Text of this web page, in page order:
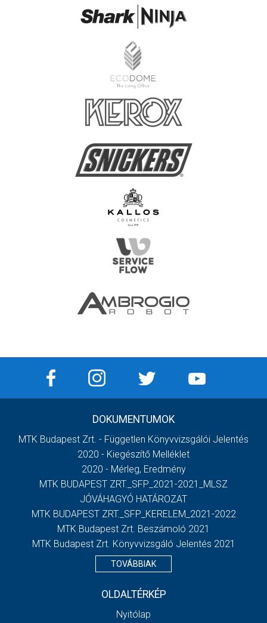
DOKUMENTUMOK
MTK Budapest Zrt. - Független Könyvvizsgálói Jelentés
2020 - Kiegészítő Melléklet
2020 - Mérleg, Eredmény
MTK BUDAPEST ZRT._SFP_2021-2021_MLSZ
JÓVÁHAGYÓ HATÁROZAT
MTK BUDAPEST ZRT._SFP_KERELEM_2021-2022
MTK Budapest Zrt. Beszámoló 2021
MTK Budapest Zrt. Könyvvizsgáló Jelentés 2021
TOVÁBBIAK
OLDALTÉRKÉP
Nyitólap